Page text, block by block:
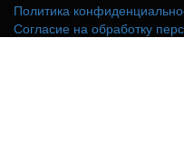
Политика
Согласие на обработку